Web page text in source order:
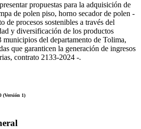
propuestas para la adquisición de
de polen piso, horno secador de polen -
de procesos sostenibles a través del
y diversificación de los productos
municipios del departamento de Tolima,
que garanticen la generación de ingresos
contrato 2133-2024 -.
(Versión 1)